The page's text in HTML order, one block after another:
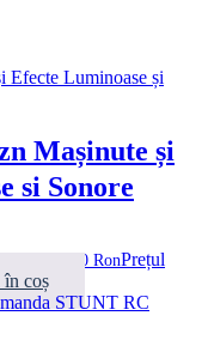
Mașinute și
si Sonore
lei. 179,00 RonPrețul
în coș